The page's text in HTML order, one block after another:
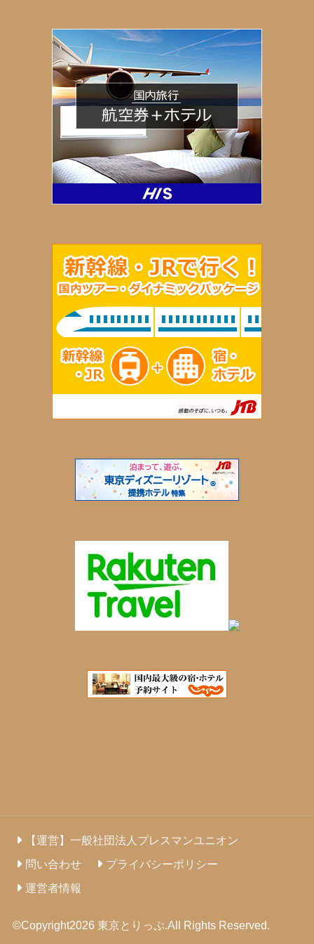
【運営】一般社団法人プレスマンユニオン
問い合わせ
プライバシーポリシー
運営者情報
©Copyright2026 東京とりっぷ.All Rights Reserved.